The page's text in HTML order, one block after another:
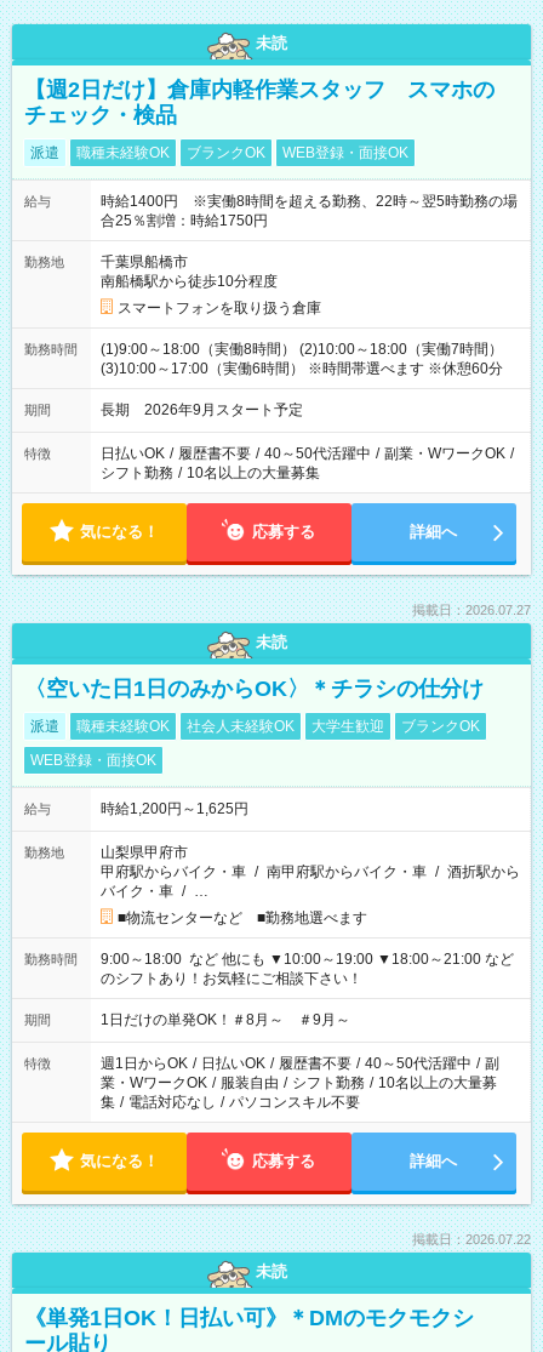
未読
【週2日だけ】倉庫内軽作業スタッフ スマホの
チェック・検品
派遣 職種未経験OK ブランクOK WEB登録・面接OK
給与
時給1400円 ※実働8時間を超える勤務、22時～翌5時勤務の場
合25％割増：時給1750円
勤務地
千葉県船橋市
南船橋駅から徒歩10分程度
スマートフォンを取り扱う倉庫
勤務時間
(1)9:00～18:00（実働8時間） (2)10:00～18:00（実働7時間）
(3)10:00～17:00（実働6時間） ※時間帯選べます ※休憩60分
期間 長期 2026年9月スタート予定
特徴 日払いOK / 履歴書不要 / 40～50代活躍中 / 副業・WワークOK /
シフト勤務 / 10名以上の大量募集
気になる！ 応募する 詳細へ
掲載日：2026.07.27
未読
〈空いた日1日のみからOK〉＊チラシの仕分け
派遣 職種未経験OK 社会人未経験OK 大学生歓迎
ブランクOK
WEB登録・面接OK
給与 時給1,200円～1,625円
勤務地
山梨県甲府市
甲府駅からバイク・車 / 南甲府駅からバイク・車 / 酒折駅から
バイク・車 / …
■物流センターなど ■勤務地選べます
勤務時間
9:00～18:00 など 他にも ▼10:00～19:00 ▼18:00～21:00 など
のシフトあり！お気軽にご相談下さい！
期間 1日だけの単発OK！＃8月～ ＃9月～
特徴 週1日からOK / 日払いOK / 履歴書不要 / 40～50代活躍中 / 副
業・WワークOK / 服装自由 / シフト勤務 / 10名以上の大量募
集 / 電話対応なし / パソコンスキル不要
気になる！ 応募する 詳細へ
掲載日：2026.07.22
未読
《単発1日OK！日払い可》＊DMのモクモクシ
ール貼り